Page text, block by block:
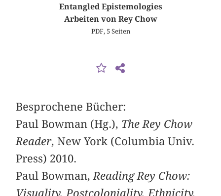
Entangled Epistemologies
Arbeiten von Rey Chow
PDF, 5 Seiten
Besprochene Bücher:
Paul Bowman (Hg.), The Rey Chow
Reader, New York (Columbia Univ.
Press) 2010.
Paul Bowman, Reading Rey Chow:
Visuality, Postcoloniality, Ethnicity,